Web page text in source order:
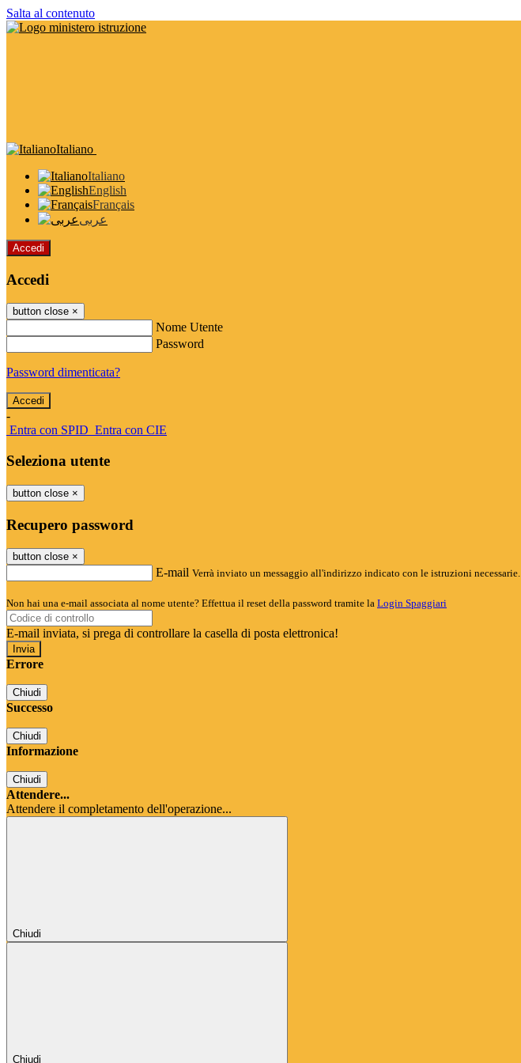
Salta al contenuto
Italiano
Italiano
English
Français
عربى
Accedi
Accedi
button close ×
Nome Utente
Password
Password dimenticata?
-
Entra con SPID Entra con CIE
Seleziona utente
button close ×
Recupero password
button close ×
E-mail Verrà inviato un messaggio all'indirizzo indicato con le istruzioni necessarie.
Non hai una e-mail associata al nome utente? Effettua il reset della password tramite la Login Spaggiari
E-mail inviata, si prega di controllare la casella di posta elettronica!
Errore
Chiudi
Successo
Chiudi
Informazione
Chiudi
Attendere...
Attendere il completamento dell'operazione...
Chiudi
Chiudi